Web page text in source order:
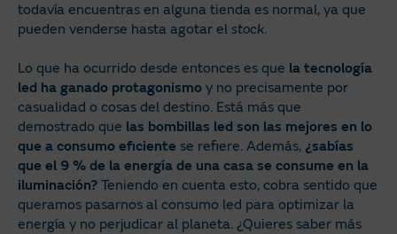
todavía encuentras en alguna tienda es normal, ya que
pueden venderse hasta agotar el stock.
Lo que ha ocurrido desde entonces es que la tecnología
led ha ganado protagonismo y no precisamente por
casualidad o cosas del destino. Está más que
demostrado que las bombillas led son las mejores en lo
que a consumo eficiente se refiere. Además, ¿sabías
que el 9 % de la energía de una casa se consume en la
iluminación? Teniendo en cuenta esto, cobra sentido que
queramos pasarnos al consumo led para optimizar la
energía y no perjudicar al planeta. ¿Quieres saber más